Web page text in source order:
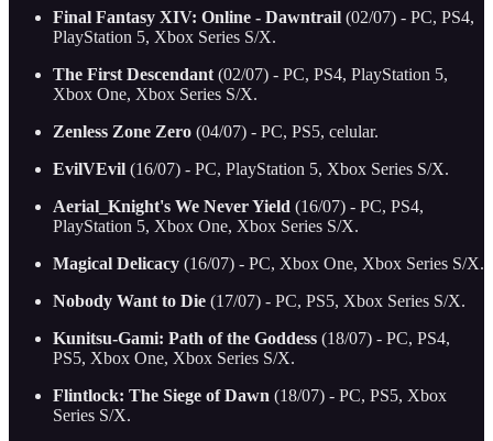
Final Fantasy XIV: Online - Dawntrail (02/07) - PC, PS4,
PlayStation 5, Xbox Series S/X.
The First Descendant (02/07) - PC, PS4, PlayStation 5,
Xbox One, Xbox Series S/X.
Zenless Zone Zero (04/07) - PC, PS5, celular.
EvilVEvil (16/07) - PC, PlayStation 5, Xbox Series S/X.
Aerial_Knight's We Never Yield (16/07) - PC, PS4,
PlayStation 5, Xbox One, Xbox Series S/X.
Magical Delicacy (16/07) - PC, Xbox One, Xbox Series S/X.
Nobody Want to Die (17/07) - PC, PS5, Xbox Series S/X.
Kunitsu-Gami: Path of the Goddess (18/07) - PC, PS4,
PS5, Xbox One, Xbox Series S/X.
Flintlock: The Siege of Dawn (18/07) - PC, PS5, Xbox
Series S/X.